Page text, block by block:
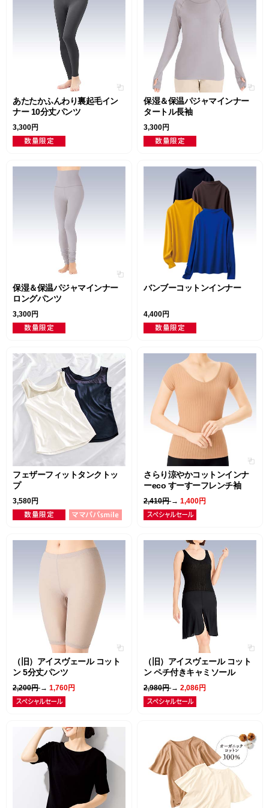
あたたかふんわり裏起毛イン
ナー 10分丈パンツ
3,300円
保湿＆保温パジャマインナー
タートル長袖
3,300円
保湿＆保温パジャマインナー
ロングパンツ
3,300円
バンブーコットンインナー
4,400円
フェザーフィットタンクトッ
プ
3,580円
さらり涼やかコットンインナ
ーeco すーすーフレンチ袖
2,410円 → 1,400円
（旧）アイスヴェール コット
ン 5分丈パンツ
2,200円 → 1,760円
（旧）アイスヴェール コット
ン ペチ付きキャミソール
2,980円 → 2,086円